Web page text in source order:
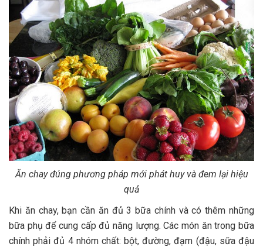
Ăn chay đúng phương pháp mới phát huy và đem lại hiệu
quả
Khi ăn chay, bạn cần ăn đủ 3 bữa chính và có thêm những
bữa phụ để cung cấp đủ năng lượng. Các món ăn trong bữa
chính phải đủ 4 nhóm chất: bột, đường, đạm (đậu, sữa đậu